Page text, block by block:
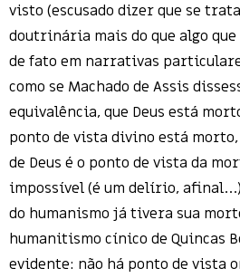
visto (escusado dizer que se
doutrinária mais do que algo
de fato em narrativas
como se Machado de Assis
equivalência, que Deus está
ponto de vista divino está
de Deus é o ponto de vista da
impossível (é um delírio,
do humanismo já tivera sua
humanitismo cínico de Quincas
evidente: não há ponto de vista